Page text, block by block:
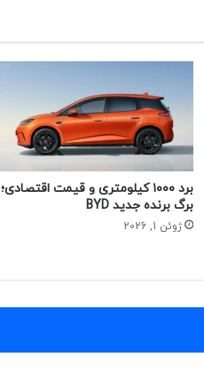
برد ۱۰۰۰ کیلومتری و قیمت اقتصادی؛
برگ برنده جدید BYD
ژوئن 1, 2026